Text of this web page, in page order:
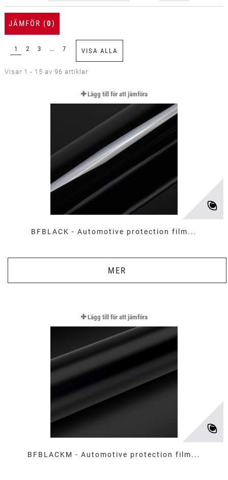
JÄMFÖR (0)
VISA ALLA
1 2 3 ... 7
Visar 1 - 15 av 96 artiklar
BFBLACK - Automotive protection film...
MER
Lägg till för att jämföra
BFBLACKM - Automotive protection film...
Lägg till för att jämföra